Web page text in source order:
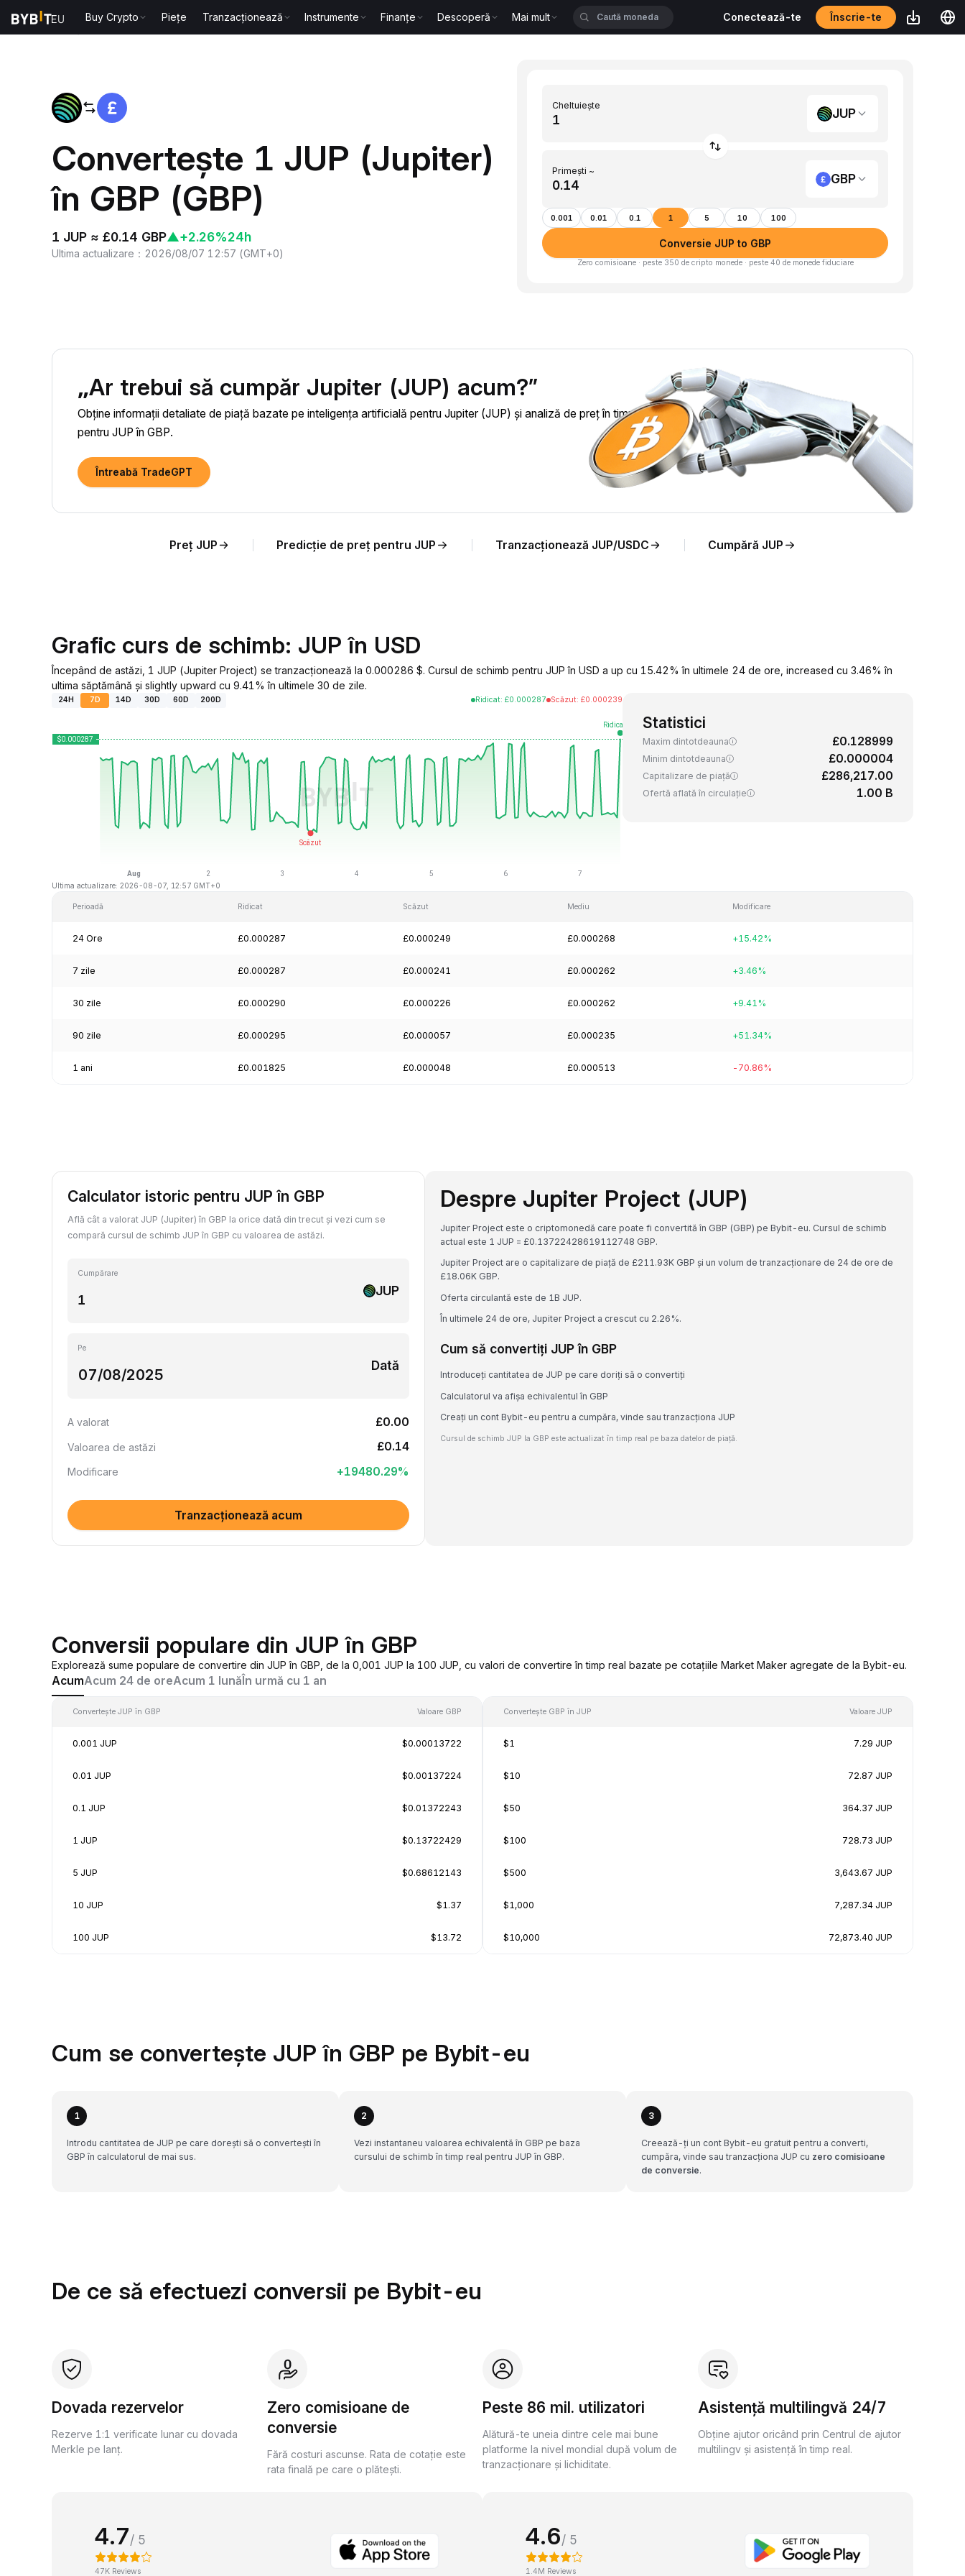
Buy Crypto Piețe Tranzacționează Instrumente Finanțe Descoperă Mai mult Conectează-te Înscrie-te
Convertește 1 JUP (Jupiter)
în GBP (GBP)
1 JUP ≈ £0.14 GBP▲+2.26%24h
Ultima actualizare ： 2026/08/07 12:57 (GMT+0)
Cheltuiește
JUP
Primești ~
GBP
0.001 0.01 0.1 1 5 10 100
Conversie JUP to GBP
Zero comisioane · peste 350 de cripto monede · peste 40 de monede fiduciare
„Ar trebui să cumpăr Jupiter (JUP) acum?”
Obține informații detaliate de piață bazate pe inteligența artificială pentru Jupiter (JUP) și analiză de preț în timp real
pentru JUP în GBP.
Întreabă TradeGPT
Preț JUP Predicție de preț pentru JUP Tranzacționează JUP/USDC Cumpără JUP
Grafic curs de schimb: JUP în USD
Începând de astăzi, 1 JUP (Jupiter Project) se tranzacționează la 0.000286 $. Cursul de schimb pentru JUP în USD a up cu 15.42% în ultimele 24 de ore, increased cu 3.46% în
ultima săptămână și slightly upward cu 9.41% în ultimele 30 de zile.
24H 7D 14D 30D 60D 200D Ridicat: £0.000287 Scăzut: £0.000239
Ultima actualizare: 2026-08-07, 12:57 GMT+0
Statistici
Maxim dintotdeauna £0.128999
Minim dintotdeauna £0.000004
Capitalizare de piață £286,217.00
Ofertă aflată în circulație 1.00 B
Perioadă Ridicat Scăzut Mediu Modificare
24 Ore £0.000287 £0.000249 £0.000268 +15.42%
7 zile £0.000287 £0.000241 £0.000262 +3.46%
30 zile £0.000290 £0.000226 £0.000262 +9.41%
90 zile £0.000295 £0.000057 £0.000235 +51.34%
1 ani £0.001825 £0.000048 £0.000513 -70.86%
Calculator istoric pentru JUP în GBP
Află cât a valorat JUP (Jupiter) în GBP la orice dată din trecut și vezi cum se
compară cursul de schimb JUP în GBP cu valoarea de astăzi.
Cumpărare
JUP
Pe
Dată
A valorat £0.00
Valoarea de astăzi £0.14
Modificare +19480.29%
Tranzacționează acum
Despre Jupiter Project (JUP)
Jupiter Project este o criptomonedă care poate fi convertită în GBP (GBP) pe Bybit-eu. Cursul de schimb
actual este 1 JUP = £0.13722428619112748 GBP.
Jupiter Project are o capitalizare de piață de £211.93K GBP și un volum de tranzacționare de 24 de ore de
£18.06K GBP.
Oferta circulantă este de 1B JUP.
În ultimele 24 de ore, Jupiter Project a crescut cu 2.26%.
Cum să convertiți JUP în GBP
Introduceți cantitatea de JUP pe care doriți să o convertiți
Calculatorul va afișa echivalentul în GBP
Creați un cont Bybit-eu pentru a cumpăra, vinde sau tranzacționa JUP
Cursul de schimb JUP la GBP este actualizat în timp real pe baza datelor de piață.
Conversii populare din JUP în GBP
Explorează sume populare de convertire din JUP în GBP, de la 0,001 JUP la 100 JUP, cu valori de convertire în timp real bazate pe cotațiile Market Maker agregate de la Bybit-eu.
AcumAcum 24 de oreAcum 1 lunăÎn urmă cu 1 an
Convertește JUP în GBP Valoare GBP
0.001 JUP $0.00013722
0.01 JUP $0.00137224
0.1 JUP $0.01372243
1 JUP $0.13722429
5 JUP $0.68612143
10 JUP $1.37
100 JUP $13.72
Convertește GBP în JUP Valoare JUP
$1 7.29 JUP
$10 72.87 JUP
$50 364.37 JUP
$100 728.73 JUP
$500 3,643.67 JUP
$1,000 7,287.34 JUP
$10,000 72,873.40 JUP
Cum se convertește JUP în GBP pe Bybit-eu
1
Introdu cantitatea de JUP pe care dorești să o convertești în
GBP în calculatorul de mai sus.
2
Vezi instantaneu valoarea echivalentă în GBP pe baza
cursului de schimb în timp real pentru JUP în GBP.
3
Creează-ți un cont Bybit-eu gratuit pentru a converti,
cumpăra, vinde sau tranzacționa JUP cu zero comisioane
de conversie.
De ce să efectuezi conversii pe Bybit-eu
Dovada rezervelor
Rezerve 1:1 verificate lunar cu dovada
Merkle pe lanț.
Zero comisioane de
conversie
Fără costuri ascunse. Rata de cotație este
rata finală pe care o plătești.
Peste 86 mil. utilizatori
Alătură-te uneia dintre cele mai bune
platforme la nivel mondial după volum de
tranzacționare și lichiditate.
Asistență multilingvă 24/7
Obține ajutor oricând prin Centrul de ajutor
multilingv și asistență în timp real.
4.7/ 5
47K Reviews
4.6/ 5
1.4M Reviews